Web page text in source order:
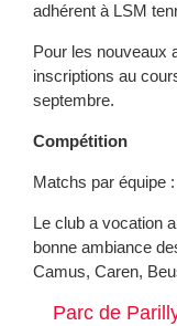
adhérent à LSM
Pour les nouveaux
inscriptions au
septembre.
Compétition
Matchs par équipe :
Le club a vocation
bonne ambiance
Camus, Caren,
Parc de